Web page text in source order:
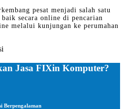
pesat menjadi salah satu
secara online di pencarian
melalui kunjungan ke perumahan
Jasa FIXin Komputer?
Berpengalaman